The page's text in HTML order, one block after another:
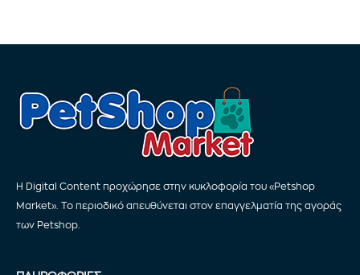
Η Digital Content προχώρησε στην κυκλοφορία του «Petshop
Market». Το περιοδικό απευθύνεται στον επαγγελματία της αγοράς
των Petshop.